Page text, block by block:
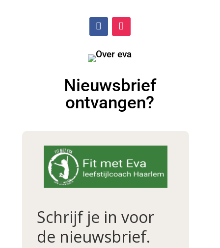
Nieuwsbrief
ontvangen?
Schrijf je in voor
de nieuwsbrief.